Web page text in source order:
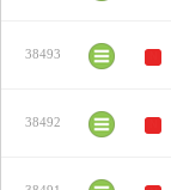
38493
38492